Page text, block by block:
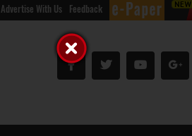
Advertise With Us Feedback